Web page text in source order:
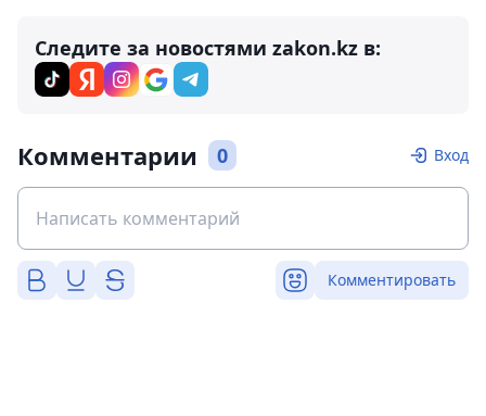
Следите за новостями zakon.kz в:
Комментарии 0 Вход
Комментировать